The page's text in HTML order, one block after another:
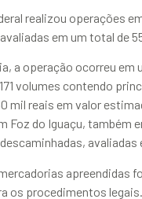
realizou operações
em um total de
a operação ocorreu
volumes contendo
mil reais em valor
Foz do Iguaçu, também
avaliadas
apreendidas
os procedimentos legais.